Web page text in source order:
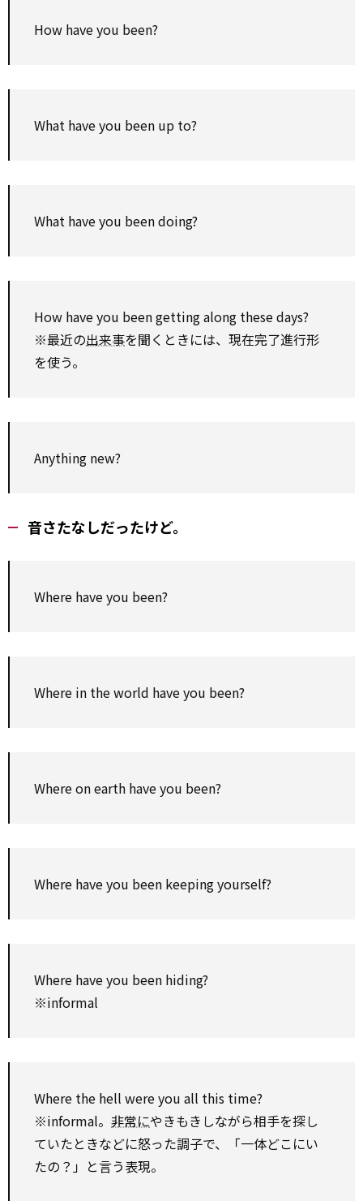
How have you been?
What have you been up to?
What have you been doing?
How have you been getting along these days?
※最近の出来事を聞くときには、現在完了進行形
を使う。
Anything new?
音さたなしだったけど。
Where have you been?
Where in the world have you been?
Where on earth have you been?
Where have you been keeping yourself?
Where have you been hiding?
※informal
Where the hell were you all this time?
※informal。 非常にやきもきしながら相手を探し
ていたときなどに怒った調子で、「一体どこにい
たの？」と言う表現。